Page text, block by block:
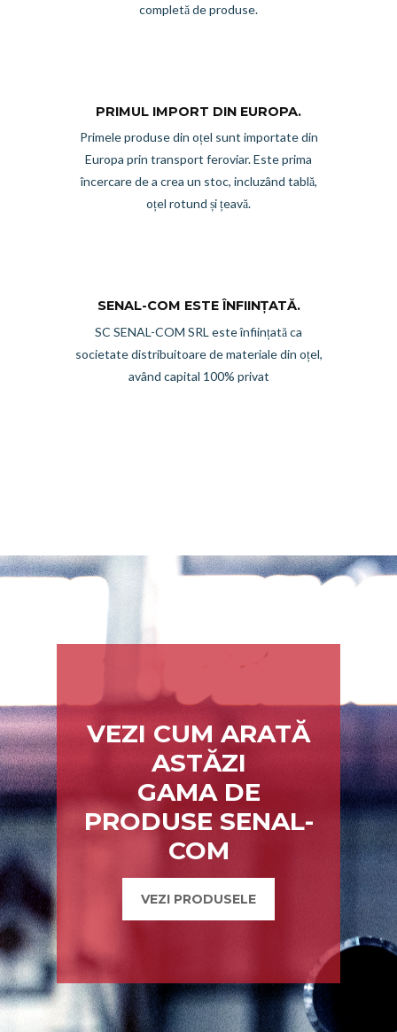
completă de produse.
PRIMUL IMPORT DIN EUROPA.
Primele produse din oțel sunt importate din
Europa prin transport feroviar. Este prima
încercare de a crea un stoc, incluzând tablă,
oțel rotund și țeavă.
SENAL-COM ESTE ÎNFIINȚATĂ.
SC SENAL-COM SRL este înființată ca
societate distribuitoare de materiale din oțel,
având capital 100% privat
VEZI CUM ARATĂ
ASTĂZI
GAMA DE
PRODUSE SENAL-
COM
VEZI PRODUSELE